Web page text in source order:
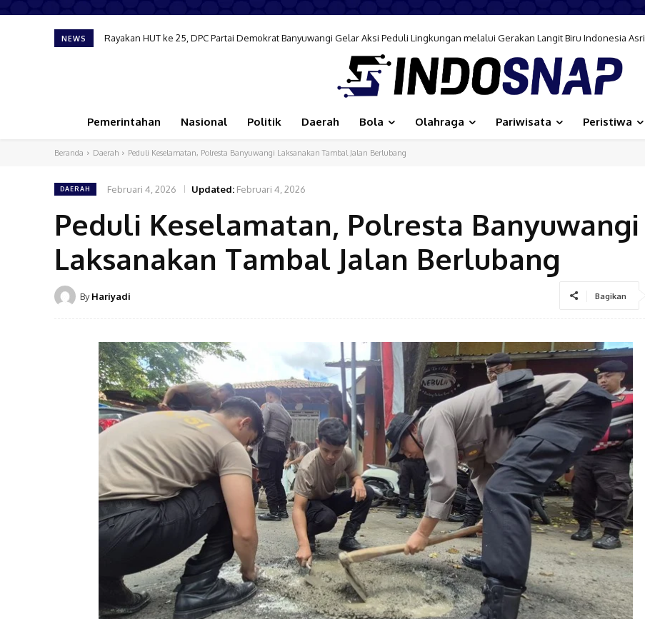
NEWS Rayakan HUT ke 25, DPC Partai Demokrat Banyuwangi Gelar Aksi Peduli Lingkungan melalui Gerakan Langit Biru Indonesia Asri
Pemerintahan Nasional Politik Daerah Bola Olahraga Pariwisata Peristiwa
Beranda Daerah Peduli Keselamatan, Polresta Banyuwangi Laksanakan Tambal Jalan Berlubang
DAERAH Februari 4, 2026 Updated: Februari 4, 2026
Peduli Keselamatan, Polresta Banyuwangi
Laksanakan Tambal Jalan Berlubang
By Hariyadi Bagikan